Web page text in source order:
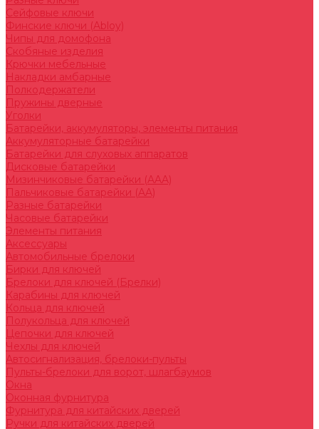
Сейфовые ключи
Финские ключи (Abloy)
Чипы для домофона
Скобяные изделия
Крючки мебельные
Накладки амбарные
Полкодержатели
Пружины дверные
Уголки
Батарейки, аккумуляторы, элементы питания
Аккумуляторные батарейки
Батарейки для слуховых аппаратов
Дисковые батарейки
Мизинчиковые батарейки (AAA)
Пальчиковые батарейки (AA)
Разные батарейки
Часовые батарейки
Элементы питания
Аксессуары
Автомобильные брелоки
Бирки для ключей
Брелоки для ключей (Брелки)
Карабины для ключей
Кольца для ключей
Полукольца для ключей
Цепочки для ключей
Чехлы для ключей
Автосигнализация, брелоки-пульты
Пульты-брелоки для ворот, шлагбаумов
Окна
Оконная фурнитура
Фурнитура для китайских дверей
Ручки для китайских дверей